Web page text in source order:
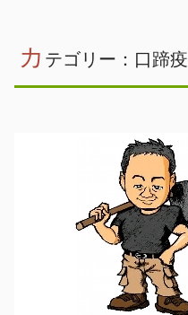
カ テゴリー：口蹄疫